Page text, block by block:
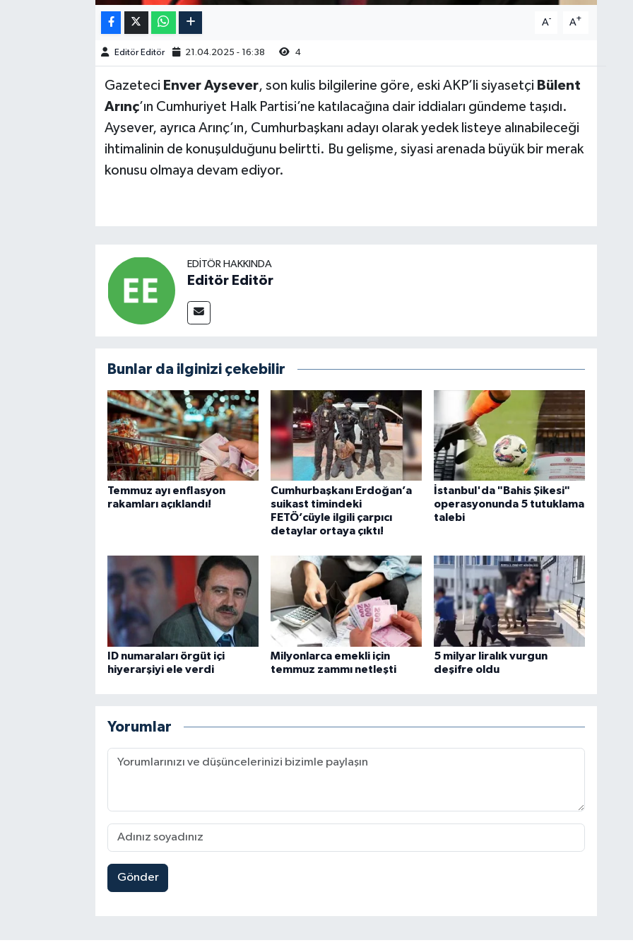
A- A+
Editör Editör 21.04.2025 - 16:38 4
Gazeteci Enver Aysever, son kulis bilgilerine göre, eski AKP’li siyasetçi Bülent
Arınç’ın Cumhuriyet Halk Partisi’ne katılacağına dair iddiaları gündeme taşıdı.
Aysever, ayrıca Arınç’ın, Cumhurbaşkanı adayı olarak yedek listeye alınabileceği
ihtimalinin de konuşulduğunu belirtti. Bu gelişme, siyasi arenada büyük bir merak
konusu olmaya devam ediyor.
EDITÖR HAKKINDA
Editör Editör
Bunlar da ilginizi çekebilir
Temmuz ayı enflasyon
rakamları açıklandı!
Cumhurbaşkanı Erdoğan’a
suikast timindeki
FETÖ’cüyle ilgili çarpıcı
detaylar ortaya çıktı!
İstanbul'da "Bahis Şikesi"
operasyonunda 5 tutuklama
talebi
ID numaraları örgüt içi
hiyerarşiyi ele verdi
Milyonlarca emekli için
temmuz zammı netleşti
5 milyar liralık vurgun
deşifre oldu
Yorumlar
Gönder